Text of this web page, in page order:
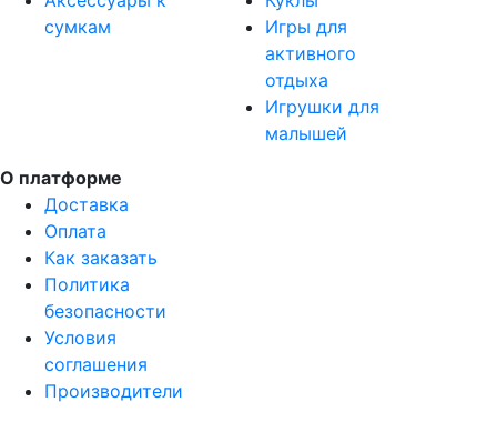
сумкам
Игры для
активного
отдыха
Игрушки для
малышей
О платформе
Доставка
Оплата
Как заказать
Политика
безопасности
Условия
соглашения
Производители